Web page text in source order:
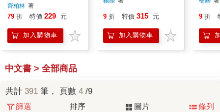
年的堅持與深情
齊柏林 著
79 折 特價 229 元
加入購物車
9 折 特價 315 元
加入購物車
9 折
中文書 > 全部商品
共計 391 筆， 頁數 4 /9
篩選 排序 圖片 條列